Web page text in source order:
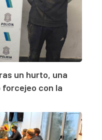
un hurto, una
con la